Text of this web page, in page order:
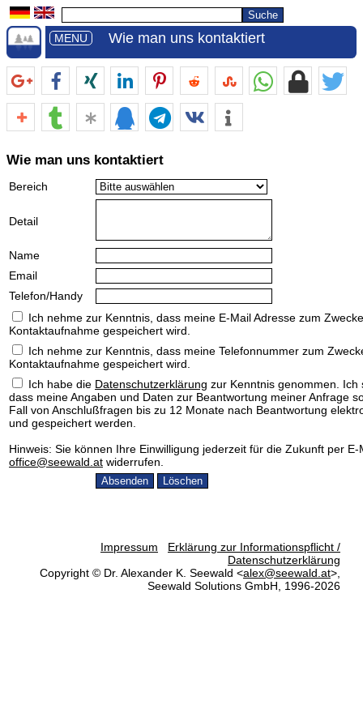
MENU Wie man uns kontaktiert
Wie man uns kontaktiert
Bereich
Detail
Name
Email
Telefon/Handy
Ich nehme zur Kenntnis, dass meine E-Mail Adresse zum
Kontaktaufnahme gespeichert wird.
Ich nehme zur Kenntnis, dass meine Telefonnummer zum
Kontaktaufnahme gespeichert wird.
Ich habe die Datenschutzerklärung zur Kenntnis genommen. Ich
dass meine Angaben und Daten zur Beantwortung meiner Anfrage
Fall von Anschlußfragen bis zu 12 Monate nach Beantwortung
und gespeichert werden.
Hinweis: Sie können Ihre Einwilligung jederzeit für die Zukunft per E-
office@seewald.at widerrufen.
Impressum
Erklärung zur Informationspflicht /
Datenschutzerklärung
Copyright © Dr. Alexander K. Seewald <alex@seewald.at>,
Seewald Solutions GmbH, 1996-2026